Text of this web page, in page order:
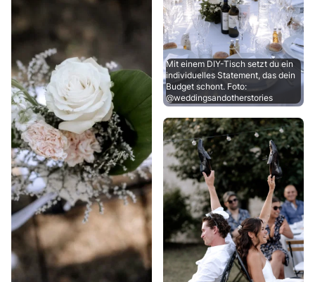
Mit einem DIY-Tisch setzt du ein
individuelles Statement, das dein
Budget schont. Foto:
@weddingsandotherstories